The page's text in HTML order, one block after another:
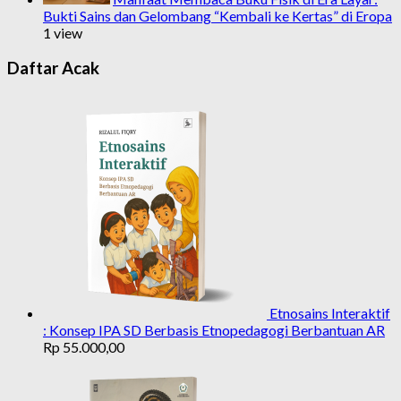
Bukti Sains dan Gelombang “Kembali ke Kertas” di Eropa
1 view
Daftar Acak
Etnosains Interaktif
: Konsep IPA SD Berbasis Etnopedagogi Berbantuan AR
Rp 55.000,00